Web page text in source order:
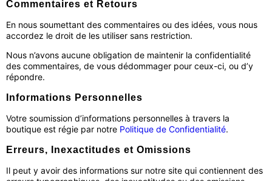
Commentaires et Retours
En nous soumettant des commentaires ou des idées, vous nous
accordez le droit de les utiliser sans restriction.
Nous n’avons aucune obligation de maintenir la confidentialité
des commentaires, de vous dédommager pour ceux-ci, ou d’y
répondre.
Informations Personnelles
Votre soumission d’informations personnelles à travers la
boutique est régie par notre Politique de Confidentialité.
Erreurs, Inexactitudes et Omissions
Il peut y avoir des informations sur notre site qui contiennent des